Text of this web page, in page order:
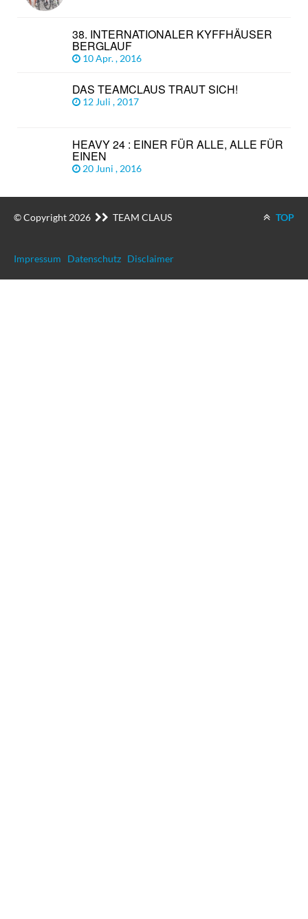
38. INTERNATIONALER KYFFHÄUSER
BERGLAUF
10 Apr. , 2016
DAS TEAMCLAUS TRAUT SICH!
12 Juli , 2017
HEAVY 24 : EINER FÜR ALLE, ALLE FÜR
EINEN
20 Juni , 2016
© Copyright 2026 TEAM CLAUS TOP
Impressum Datenschutz Disclaimer